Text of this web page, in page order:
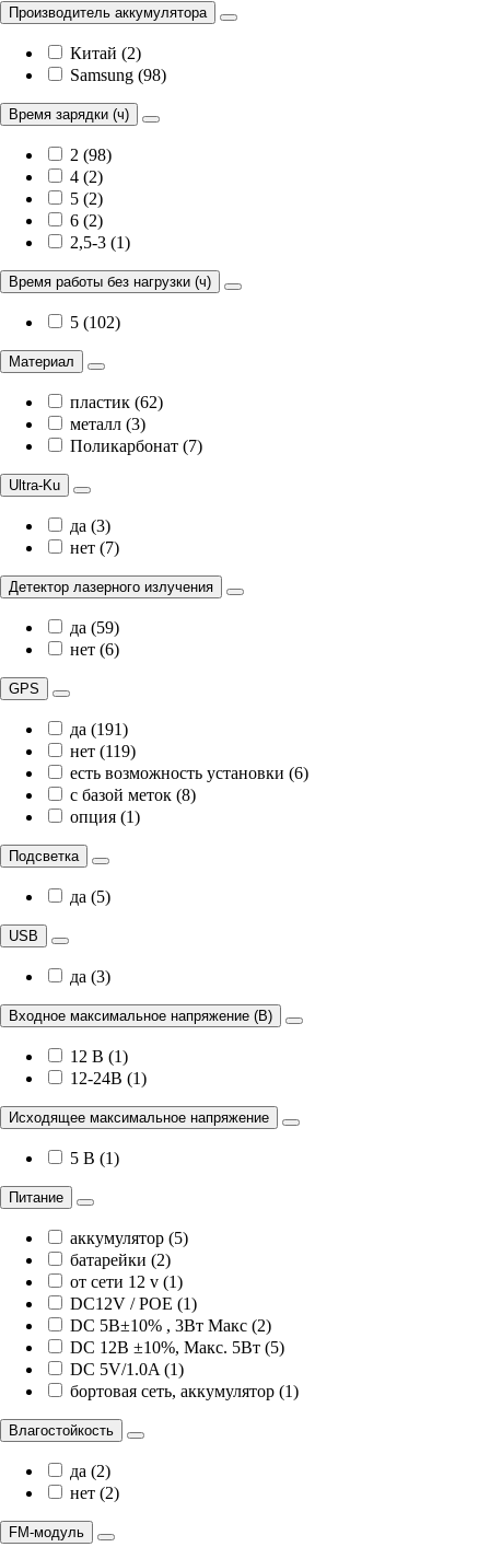
Производитель аккумулятора
Китай (2)
Samsung (98)
Время зарядки (ч)
2 (98)
4 (2)
5 (2)
6 (2)
2,5-3 (1)
Время работы без нагрузки (ч)
5 (102)
Материал
пластик (62)
металл (3)
Поликарбонат (7)
Ultra-Ku
да (3)
нет (7)
Детектор лазерного излучения
да (59)
нет (6)
GPS
да (191)
нет (119)
есть возможность установки (6)
с базой меток (8)
опция (1)
Подсветка
да (5)
USB
да (3)
Входное максимальное напряжение (В)
12 В (1)
12-24В (1)
Исходящее максимальное напряжение
5 В (1)
Питание
аккумулятор (5)
батарейки (2)
от сети 12 v (1)
DC12V / POE (1)
DC 5В±10% , 3Вт Maкс (2)
DC 12В ±10%, Maкс. 5Вт (5)
DC 5V/1.0A (1)
бортовая сеть, аккумулятор (1)
Влагостойкость
да (2)
нет (2)
FM-модуль